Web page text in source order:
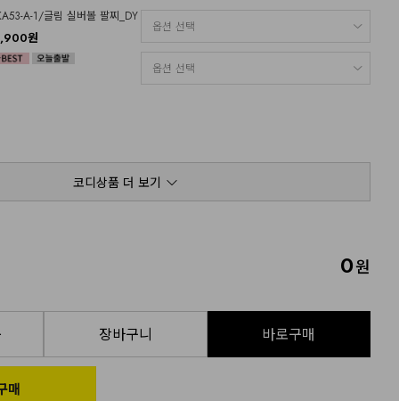
A-1/글림 실버볼 팔찌_DY
원
코디상품 더 보기
0원
장바구니 바로구매